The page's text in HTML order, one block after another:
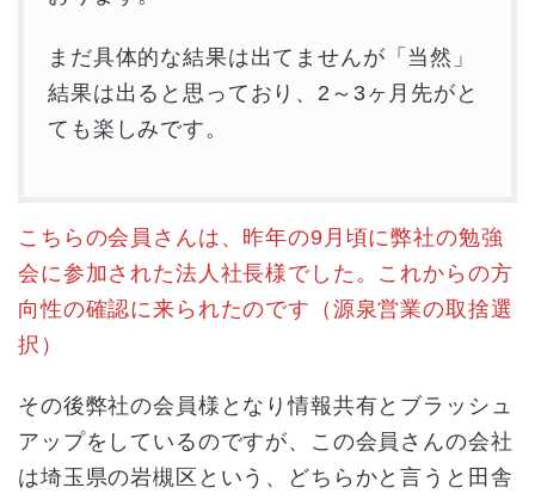
まだ具体的な結果は出てませんが「当然」
結果は出ると思っており、2～3ヶ月先がと
ても楽しみです。
こちらの会員さんは、昨年の9月頃に弊社の勉強
会に参加された法人社長様でした。これからの方
向性の確認に来られたのです（源泉営業の取捨選
択）
その後弊社の会員様となり情報共有とブラッシュ
アップをしているのですが、この会員さんの会社
は埼玉県の岩槻区という、どちらかと言うと田舎